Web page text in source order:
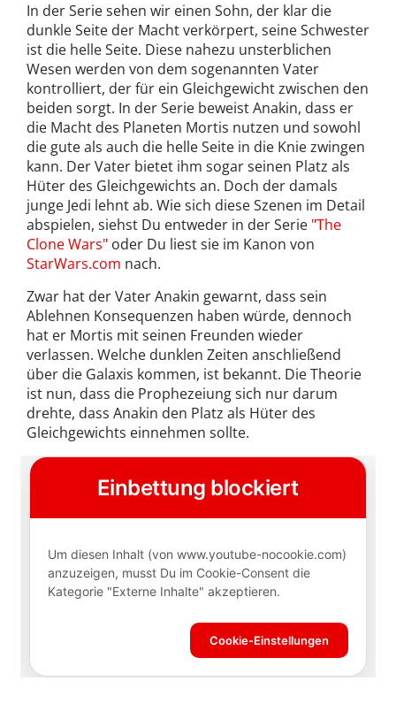
In der Serie sehen wir einen Sohn, der klar die
dunkle Seite der Macht verkörpert, seine Schwester
ist die helle Seite. Diese nahezu unsterblichen
Wesen werden von dem sogenannten Vater
kontrolliert, der für ein Gleichgewicht zwischen den
beiden sorgt. In der Serie beweist Anakin, dass er
die Macht des Planeten Mortis nutzen und sowohl
die gute als auch die helle Seite in die Knie zwingen
kann. Der Vater bietet ihm sogar seinen Platz als
Hüter des Gleichgewichts an. Doch der damals
junge Jedi lehnt ab. Wie sich diese Szenen im Detail
abspielen, siehst Du entweder in der Serie "The
Clone Wars" oder Du liest sie im Kanon von
StarWars.com nach.
Zwar hat der Vater Anakin gewarnt, dass sein
Ablehnen Konsequenzen haben würde, dennoch
hat er Mortis mit seinen Freunden wieder
verlassen. Welche dunklen Zeiten anschließend
über die Galaxis kommen, ist bekannt. Die Theorie
ist nun, dass die Prophezeiung sich nur darum
drehte, dass Anakin den Platz als Hüter des
Gleichgewichts einnehmen sollte.